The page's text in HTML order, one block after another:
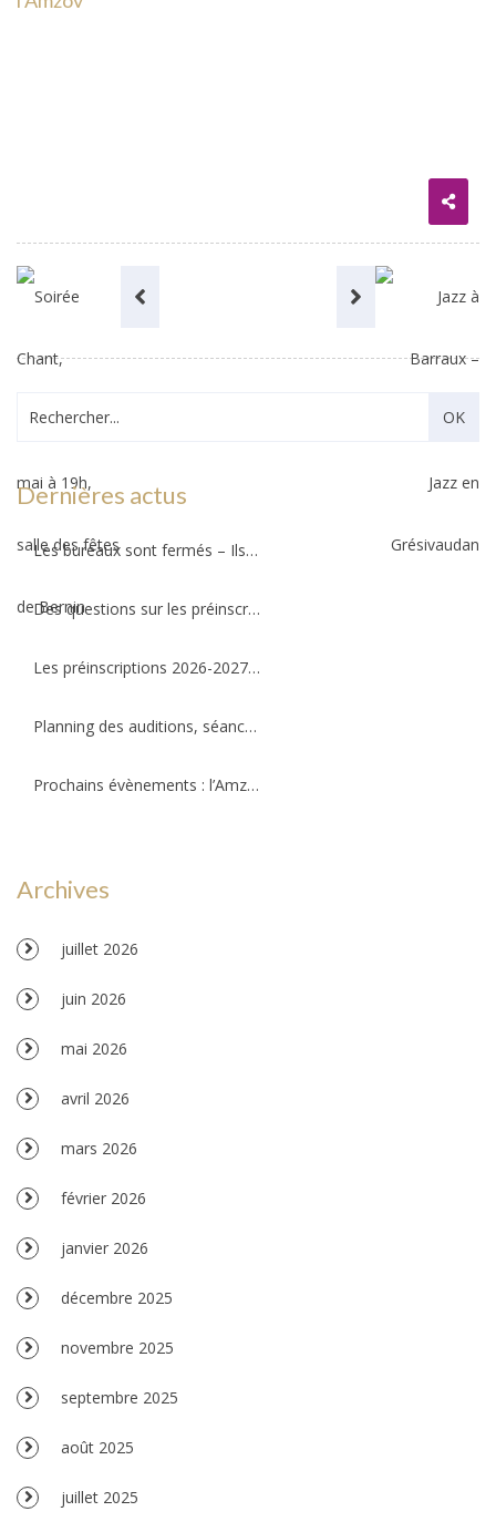
Dernières actus
Les bureaux sont fermés – Ils ouvriront au public le mercredi 26 août 2026 !
Des questions sur les préinscriptions ?
Les préinscriptions 2026-2027 ré-ouvriront le 20 août. Il reste quelques places !
Planning des auditions, séances d’essais et permanences professeurs
Prochains évènements : l’Amzov participe à la fête de la musique !!!
Archives
juillet 2026
juin 2026
mai 2026
avril 2026
mars 2026
février 2026
janvier 2026
décembre 2025
novembre 2025
septembre 2025
août 2025
juillet 2025